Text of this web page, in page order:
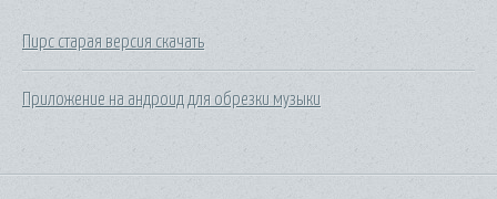
Пирс старая версия скачать
Приложение на андроид для обрезки музыки